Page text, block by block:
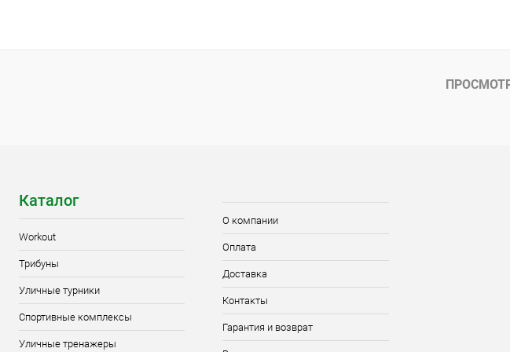
Купить в 1 клик Сравнение Купить в 1 клик Сравнение
Каталог
Workout
Трибуны
Уличные турники
Спортивные комплексы
Уличные тренажеры
О компании
Оплата
Доставка
Контакты
Гарантия и возврат